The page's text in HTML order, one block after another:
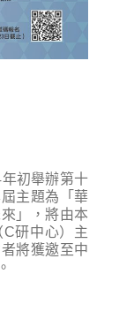
初舉辦第十
主題為「華
」，將由本
C研中心）主
將獲邀至中